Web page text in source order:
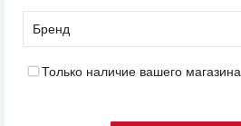
Бренд
Только наличие вашего магазина